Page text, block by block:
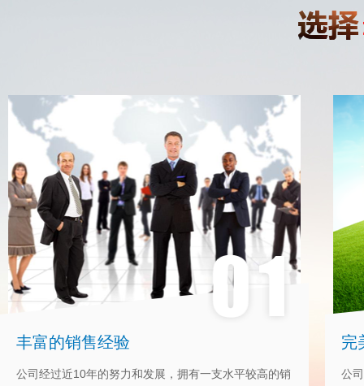
丰富的销售经验
公司经过近10年的努力和发展，拥有一支水平较高的销
完
公